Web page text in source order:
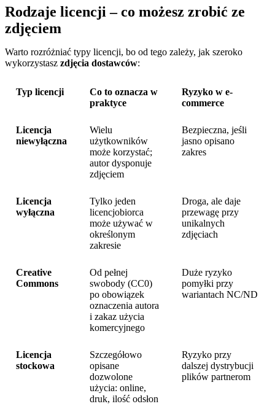
Rodzaje licencji – co możesz zrobić ze
zdjęciem
Warto rozróżniać typy licencji, bo od tego zależy, jak szeroko
wykorzystasz zdjęcia dostawców:
Typ licencji
Co to oznacza w
praktyce
Ryzyko w e-
commerce
Licencja
niewyłączna
Wielu
użytkowników
może korzystać;
autor dysponuje
zdjęciem
Bezpieczna, jeśli
jasno opisano
zakres
Licencja
wyłączna
Tylko jeden
licencjobiorca
może używać w
określonym
zakresie
Droga, ale daje
przewagę przy
unikalnych
zdjęciach
Creative
Commons
Od pełnej
swobody (CC0)
po obowiązek
oznaczenia autora
i zakaz użycia
komercyjnego
Duże ryzyko
pomyłki przy
wariantach NC/ND
Licencja
stockowa
Szczegółowo
opisane
dozwolone
użycia: online,
druk, ilość odsłon
Ryzyko przy
dalszej dystrybucji
plików partnerom